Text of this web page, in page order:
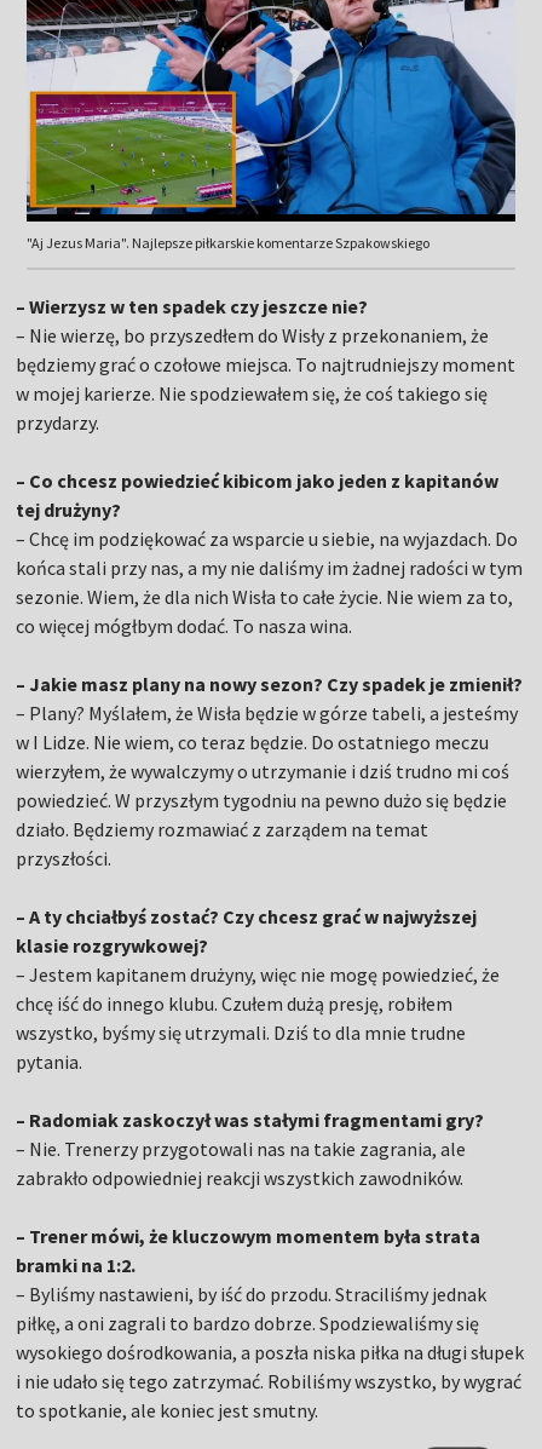
"Aj Jezus Maria". Najlepsze piłkarskie komentarze Szpakowskiego
– Wierzysz w ten spadek czy jeszcze nie?
– Nie wierzę, bo przyszedłem do Wisły z przekonaniem, że
będziemy grać o czołowe miejsca. To najtrudniejszy moment
w mojej karierze. Nie spodziewałem się, że coś takiego się
przydarzy.
– Co chcesz powiedzieć kibicom jako jeden z kapitanów
tej drużyny?
– Chcę im podziękować za wsparcie u siebie, na wyjazdach. Do
końca stali przy nas, a my nie daliśmy im żadnej radości w tym
sezonie. Wiem, że dla nich Wisła to całe życie. Nie wiem za to,
co więcej mógłbym dodać. To nasza wina.
– Jakie masz plany na nowy sezon? Czy spadek je zmienił?
– Plany? Myślałem, że Wisła będzie w górze tabeli, a jesteśmy
w I Lidze. Nie wiem, co teraz będzie. Do ostatniego meczu
wierzyłem, że wywalczymy o utrzymanie i dziś trudno mi coś
powiedzieć. W przyszłym tygodniu na pewno dużo się będzie
działo. Będziemy rozmawiać z zarządem na temat
przyszłości.
– A ty chciałbyś zostać? Czy chcesz grać w najwyższej
klasie rozgrywkowej?
– Jestem kapitanem drużyny, więc nie mogę powiedzieć, że
chcę iść do innego klubu. Czułem dużą presję, robiłem
wszystko, byśmy się utrzymali. Dziś to dla mnie trudne
pytania.
– Radomiak zaskoczył was stałymi fragmentami gry?
– Nie. Trenerzy przygotowali nas na takie zagrania, ale
zabrakło odpowiedniej reakcji wszystkich zawodników.
– Trener mówi, że kluczowym momentem była strata
bramki na 1:2.
– Byliśmy nastawieni, by iść do przodu. Straciliśmy jednak
piłkę, a oni zagrali to bardzo dobrze. Spodziewaliśmy się
wysokiego dośrodkowania, a poszła niska piłka na długi słupek
i nie udało się tego zatrzymać. Robiliśmy wszystko, by wygrać
to spotkanie, ale koniec jest smutny.